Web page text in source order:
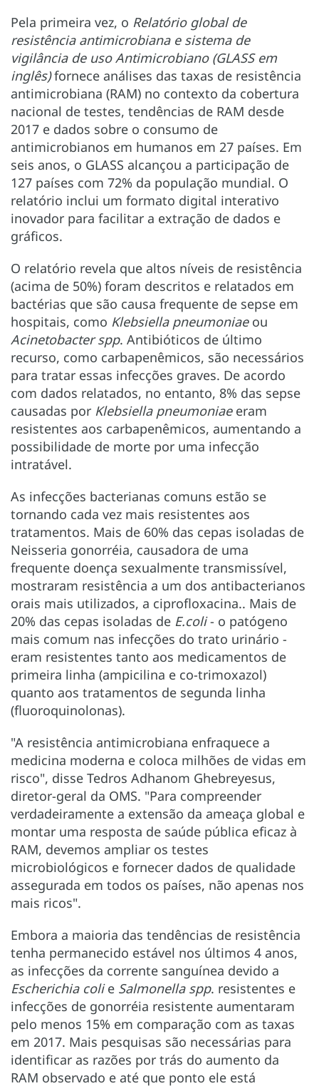
Pela primeira vez, o Relatório global de
resistência antimicrobiana e sistema de
vigilância de uso Antimicrobiano (GLASS em
inglês)fornece análises das taxas de resistência
antimicrobiana (RAM) no contexto da cobertura
nacional de testes, tendências de RAM desde
2017 e dados sobre o consumo de
antimicrobianos em humanos em 27 países. Em
seis anos, o GLASS alcançou a participação de
127 países com 72% da população mundial. O
relatório inclui um formato digital interativo
inovador para facilitar a extração de dados e
gráficos.
O relatório revela que altos níveis de resistência
(acima de 50%) foram descritos e relatados em
bactérias que são causa frequente de sepse em
hospitais, como Klebsiella pneumoniaeou
Acinetobacter spp. Antibióticos de último
recurso, como carbapenêmicos, são necessários
para tratar essas infecções graves. De acordo
com dados relatados, no entanto, 8% das sepse
causadas por Klebsiella pneumoniaeeram
resistentes aos carbapenêmicos, aumentando a
possibilidade de morte por uma infecção
intratável.
As infecções bacterianas comuns estão se
tornando cada vez mais resistentes aos
tratamentos. Mais de 60% das cepas isoladas de
Neisseria gonorréia, causadora de uma
frequente doença sexualmente transmissível,
mostraram resistência a um dos antibacterianos
orais mais utilizados, a ciprofloxacina.. Mais de
20% das cepas isoladas de E.coli- o patógeno
mais comum nas infecções do trato urinário -
eram resistentes tanto aos medicamentos de
primeira linha (ampicilina e co-trimoxazol)
quanto aos tratamentos de segunda linha
(fluoroquinolonas).
"A resistência antimicrobiana enfraquece a
medicina moderna e coloca milhões de vidas em
risco", disse Tedros Adhanom Ghebreyesus,
diretor-geral da OMS. "Para compreender
verdadeiramente a extensão da ameaça global e
montar uma resposta de saúde pública eficaz à
RAM, devemos ampliar os testes
microbiológicos e fornecer dados de qualidade
assegurada em todos os países, não apenas nos
mais ricos".
Embora a maioria das tendências de resistência
tenha permanecido estável nos últimos 4 anos,
as infecções da corrente sanguínea devido a
Escherichia colie Salmonella spp. resistentes e
infecções de gonorréia resistente aumentaram
pelo menos 15% em comparação com as taxas
em 2017. Mais pesquisas são necessárias para
identificar as razões por trás do aumento da
RAM observado e até que ponto ele está